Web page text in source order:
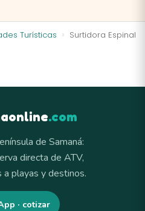
Turísticas Surtidora Espinal
.com
de Samaná:
directa de ATV,
playas y destinos.
· cotizar